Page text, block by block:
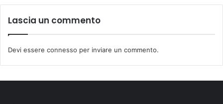
Lascia un commento
Devi essere connesso per inviare un commento.